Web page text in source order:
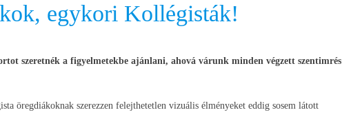
egykori Kollégisták!
szeretnék a figyelmetekbe ajánlani, ahová várunk minden végzett szentimrés
öregdiákoknak szerezzen felejthetetlen vizuális élményeket eddig sosem látott